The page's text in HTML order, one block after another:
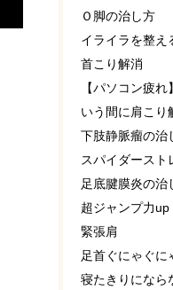
Ｏ脚の治し方
イライラを整え
首こり解消
【パソコン疲
いう間に肩こり
下肢静脈瘤の治
スパイダースト
足底腱膜炎の治
超ジャンプ力up
緊張肩
足首ぐにゃぐに
寝たきりになら